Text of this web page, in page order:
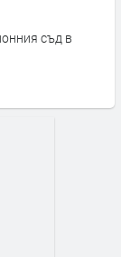
съд в